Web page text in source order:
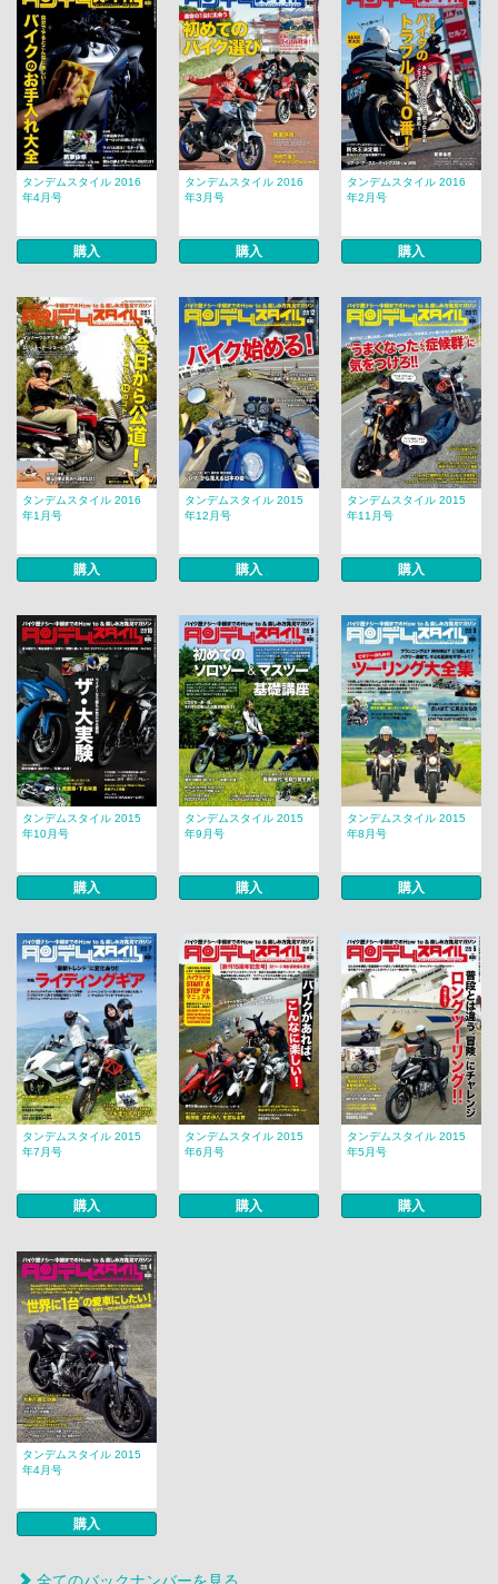
タンデムスタイル 2016
年4月号
購入
タンデムスタイル 2016
年3月号
購入
タンデムスタイル 2016
年2月号
購入
タンデムスタイル 2016
年1月号
購入
タンデムスタイル 2015
年12月号
購入
タンデムスタイル 2015
年11月号
購入
タンデムスタイル 2015
年10月号
購入
タンデムスタイル 2015
年9月号
購入
タンデムスタイル 2015
年8月号
購入
タンデムスタイル 2015
年7月号
購入
タンデムスタイル 2015
年6月号
購入
タンデムスタイル 2015
年5月号
購入
タンデムスタイル 2015
年4月号
購入